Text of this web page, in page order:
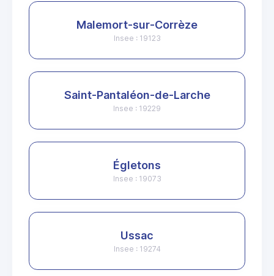
Malemort-sur-Corrèze
Insee : 19123
Saint-Pantaléon-de-Larche
Insee : 19229
Égletons
Insee : 19073
Ussac
Insee : 19274